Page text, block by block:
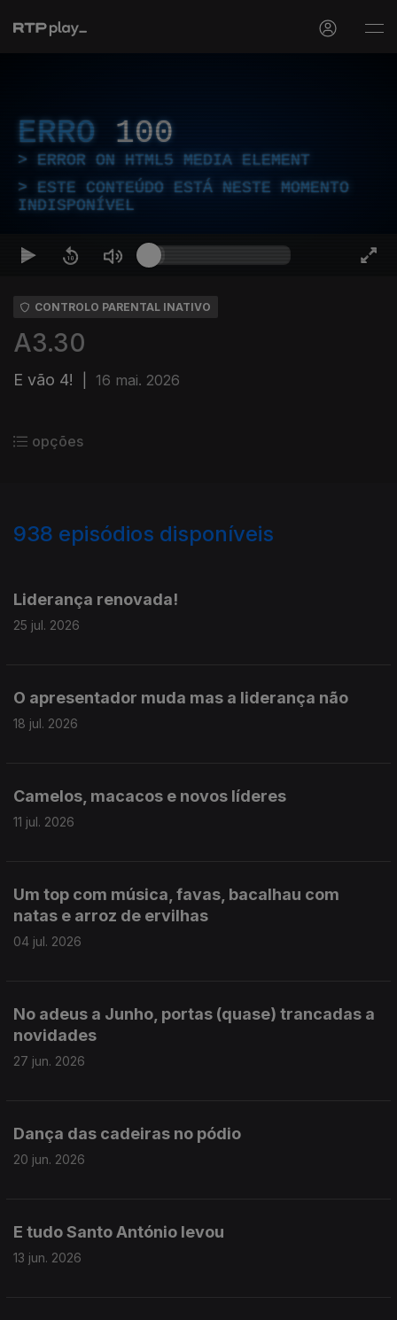
ERRO 100
ERROR ON HTML5 MEDIA ELEMENT
ESTE CONTEÚDO ESTÁ NESTE MOMENTO
INDISPONÍVEL
CONTROLO PARENTAL INATIVO
A3.30
E vão 4! 16 mai. 2026
opções
938 episódios disponíveis
Liderança renovada!
25 jul. 2026
O apresentador muda mas a liderança não
18 jul. 2026
Camelos, macacos e novos líderes
11 jul. 2026
Um top com música, favas, bacalhau com
natas e arroz de ervilhas
04 jul. 2026
No adeus a Junho, portas (quase) trancadas a
novidades
27 jun. 2026
Dança das cadeiras no pódio
20 jun. 2026
E tudo Santo António levou
13 jun. 2026